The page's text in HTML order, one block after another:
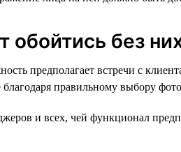
без
предполагает встречи с
правильному выбору
и всех, чей функционал